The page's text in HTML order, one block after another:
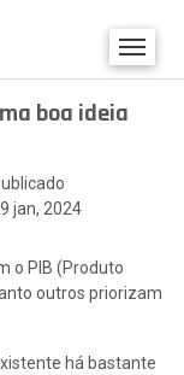
boa ideia
jan, 2024
o PIB (Produto
outros priorizam
há bastante